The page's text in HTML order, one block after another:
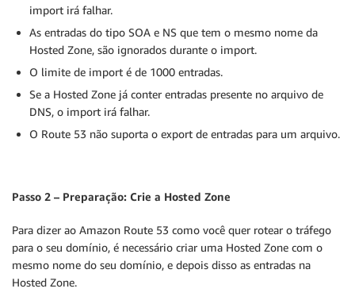
import irá falhar.
As entradas do tipo SOA e NS que tem o mesmo nome da
Hosted Zone, são ignorados durante o import.
O limite de import é de 1000 entradas.
Se a Hosted Zone já conter entradas presente no arquivo de
DNS, o import irá falhar.
O Route 53 não suporta o export de entradas para um arquivo.
Passo 2 – Preparação: Crie a Hosted Zone
Para dizer ao Amazon Route 53 como você quer rotear o tráfego
para o seu domínio, é necessário criar uma Hosted Zone com o
mesmo nome do seu domínio, e depois disso as entradas na
Hosted Zone.